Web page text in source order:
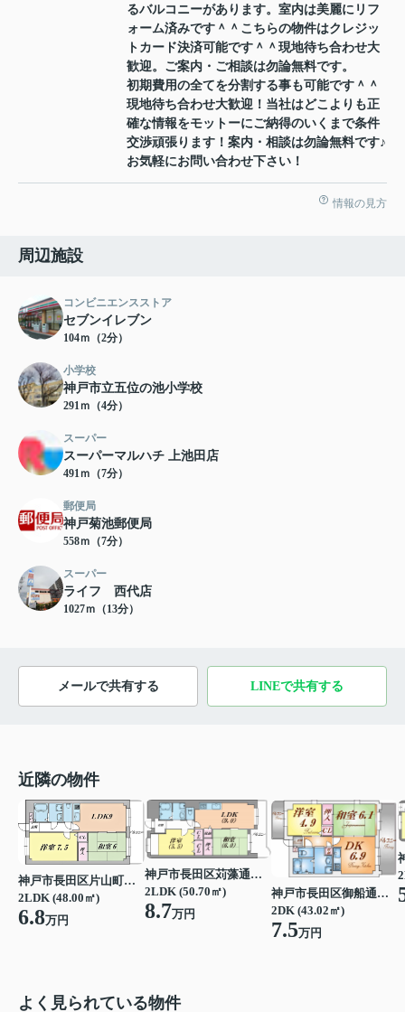
るバルコニーがあります。室内は美麗にリフ
ォーム済みです＾＾こちらの物件はクレジッ
トカード決済可能です＾＾現地待ち合わせ大
歓迎。ご案内・ご相談は勿論無料です。
初期費用の全てを分割する事も可能です＾＾
現地待ち合わせ大歓迎！当社はどこよりも正
確な情報をモットーにご納得のいくまで条件
交渉頑張ります！案内・相談は勿論無料です♪
お気軽にお問い合わせ下さい！
情報の見方
周辺施設
コンビニエンスストア
セブンイレブン
104ｍ（2分）
小学校
神戸市立五位の池小学校
291ｍ（4分）
スーパー
スーパーマルハチ 上池田店
491ｍ（7分）
郵便局
神戸菊池郵便局
558ｍ（7分）
スーパー
ライフ 西代店
1027ｍ（13分）
メールで共有する LINEで共有する
近隣の物件
神戸市長田区片山町１丁目
2LDK (48.00㎡)
6.8万円
神戸市長田区苅藻通４丁目
2LDK (50.70㎡)
8.7万円
神戸市長田区御船通５丁目
2DK (43.02㎡)
7.5万円
よく見られている物件